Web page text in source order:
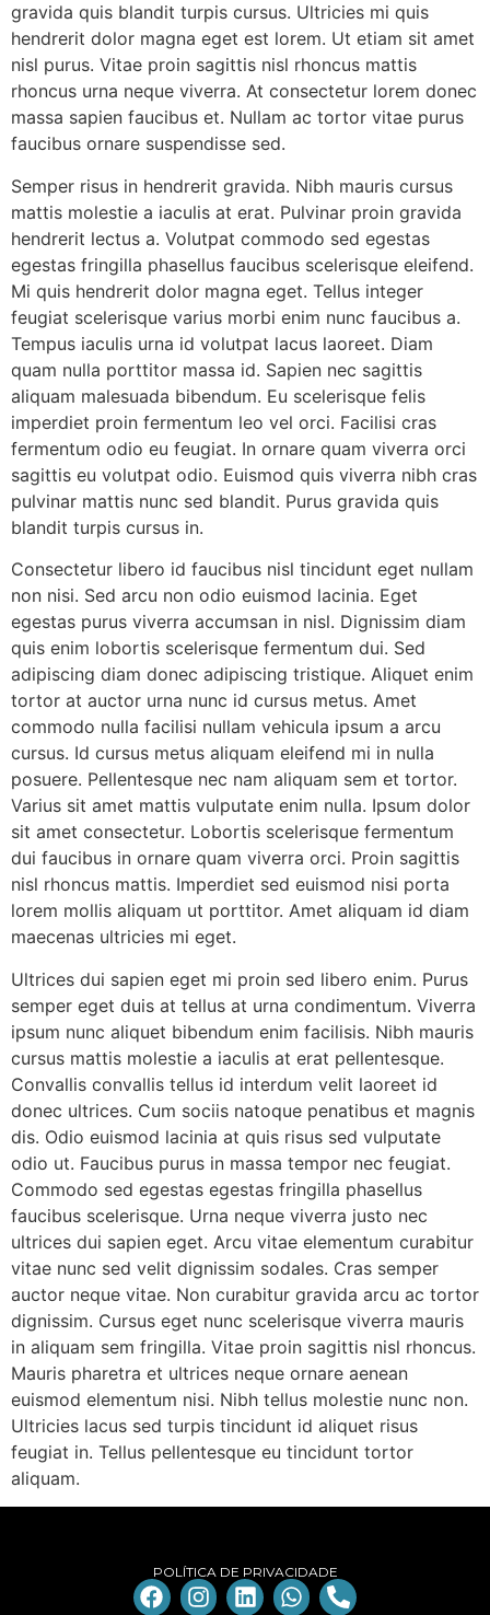
gravida quis blandit turpis cursus. Ultricies mi quis
hendrerit dolor magna eget est lorem. Ut etiam sit amet
nisl purus. Vitae proin sagittis nisl rhoncus mattis
rhoncus urna neque viverra. At consectetur lorem donec
massa sapien faucibus et. Nullam ac tortor vitae purus
faucibus ornare suspendisse sed.
Semper risus in hendrerit gravida. Nibh mauris cursus
mattis molestie a iaculis at erat. Pulvinar proin gravida
hendrerit lectus a. Volutpat commodo sed egestas
egestas fringilla phasellus faucibus scelerisque eleifend.
Mi quis hendrerit dolor magna eget. Tellus integer
feugiat scelerisque varius morbi enim nunc faucibus a.
Tempus iaculis urna id volutpat lacus laoreet. Diam
quam nulla porttitor massa id. Sapien nec sagittis
aliquam malesuada bibendum. Eu scelerisque felis
imperdiet proin fermentum leo vel orci. Facilisi cras
fermentum odio eu feugiat. In ornare quam viverra orci
sagittis eu volutpat odio. Euismod quis viverra nibh cras
pulvinar mattis nunc sed blandit. Purus gravida quis
blandit turpis cursus in.
Consectetur libero id faucibus nisl tincidunt eget nullam
non nisi. Sed arcu non odio euismod lacinia. Eget
egestas purus viverra accumsan in nisl. Dignissim diam
quis enim lobortis scelerisque fermentum dui. Sed
adipiscing diam donec adipiscing tristique. Aliquet enim
tortor at auctor urna nunc id cursus metus. Amet
commodo nulla facilisi nullam vehicula ipsum a arcu
cursus. Id cursus metus aliquam eleifend mi in nulla
posuere. Pellentesque nec nam aliquam sem et tortor.
Varius sit amet mattis vulputate enim nulla. Ipsum dolor
sit amet consectetur. Lobortis scelerisque fermentum
dui faucibus in ornare quam viverra orci. Proin sagittis
nisl rhoncus mattis. Imperdiet sed euismod nisi porta
lorem mollis aliquam ut porttitor. Amet aliquam id diam
maecenas ultricies mi eget.
Ultrices dui sapien eget mi proin sed libero enim. Purus
semper eget duis at tellus at urna condimentum. Viverra
ipsum nunc aliquet bibendum enim facilisis. Nibh mauris
cursus mattis molestie a iaculis at erat pellentesque.
Convallis convallis tellus id interdum velit laoreet id
donec ultrices. Cum sociis natoque penatibus et magnis
dis. Odio euismod lacinia at quis risus sed vulputate
odio ut. Faucibus purus in massa tempor nec feugiat.
Commodo sed egestas egestas fringilla phasellus
faucibus scelerisque. Urna neque viverra justo nec
ultrices dui sapien eget. Arcu vitae elementum curabitur
vitae nunc sed velit dignissim sodales. Cras semper
auctor neque vitae. Non curabitur gravida arcu ac tortor
dignissim. Cursus eget nunc scelerisque viverra mauris
in aliquam sem fringilla. Vitae proin sagittis nisl rhoncus.
Mauris pharetra et ultrices neque ornare aenean
euismod elementum nisi. Nibh tellus molestie nunc non.
Ultricies lacus sed turpis tincidunt id aliquet risus
feugiat in. Tellus pellentesque eu tincidunt tortor
aliquam.
POLÍTICA DE PRIVACIDADE